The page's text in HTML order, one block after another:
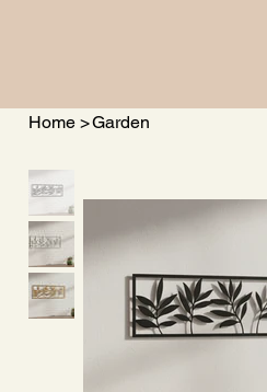
Home >Garden